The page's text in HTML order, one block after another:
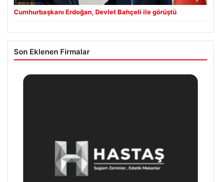
Cumhurbaşkanı Erdoğan, Devlet Bahçeli ile görüştü
Son Eklenen Firmalar